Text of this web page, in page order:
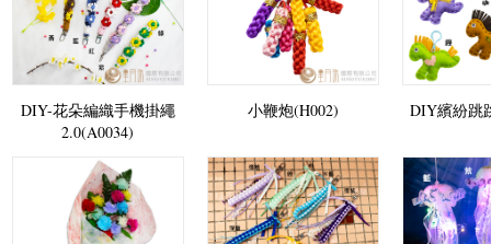
DIY-花朵編織手機掛繩
2.0(A0034)
小鞭炮(H002) DIY繽紛跳